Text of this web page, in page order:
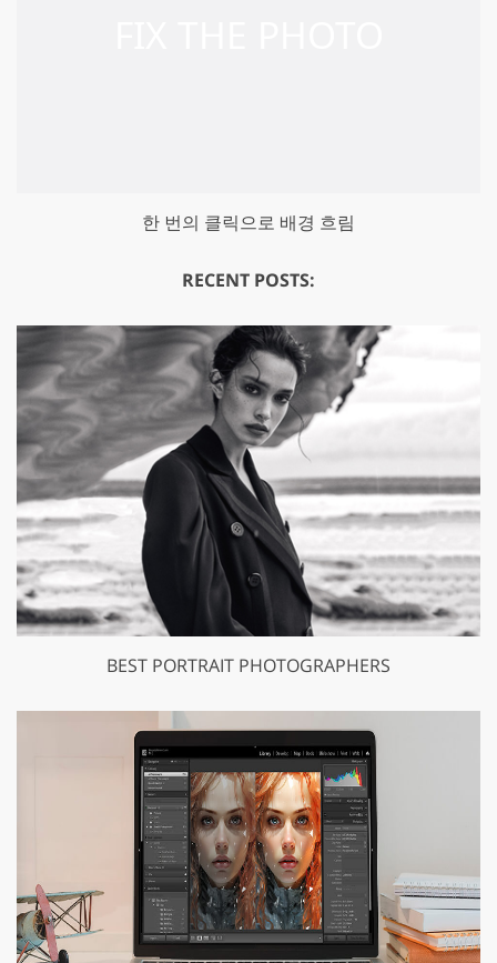
한 번의 클릭으로 배경 흐림
RECENT POSTS:
BEST PORTRAIT PHOTOGRAPHERS